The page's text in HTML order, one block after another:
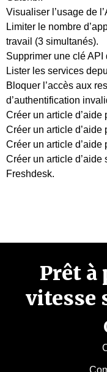
Visualiser l’usage de
Limiter le nombre
travail (3 simultanés).
Supprimer une clé API
Lister les services
Bloquer l’accès aux
d’authentification
Créer un article
Créer un article d’aide
Créer un article
Créer un article
Freshdesk.
Prêt à
vitesse